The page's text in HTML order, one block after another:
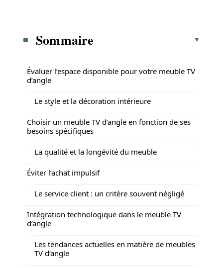
Sommaire
Évaluer l’espace disponible pour votre meuble TV
d’angle
Le style et la décoration intérieure
Choisir un meuble TV d’angle en fonction de ses
besoins spécifiques
La qualité et la longévité du meuble
Éviter l’achat impulsif
Le service client : un critère souvent négligé
Intégration technologique dans le meuble TV
d’angle
Les tendances actuelles en matière de meubles
TV d’angle